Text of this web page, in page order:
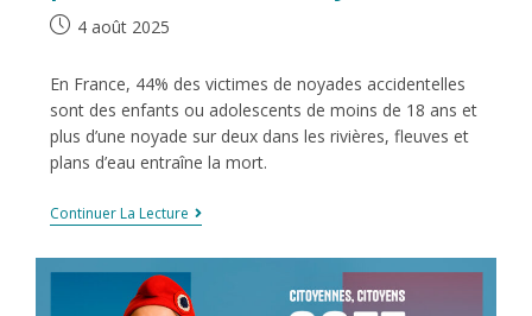
4 août 2025
En France, 44% des victimes de noyades accidentelles
sont des enfants ou adolescents de moins de 18 ans et
plus d’une noyade sur deux dans les rivières, fleuves et
plans d’eau entraîne la mort.
Continuer La Lecture